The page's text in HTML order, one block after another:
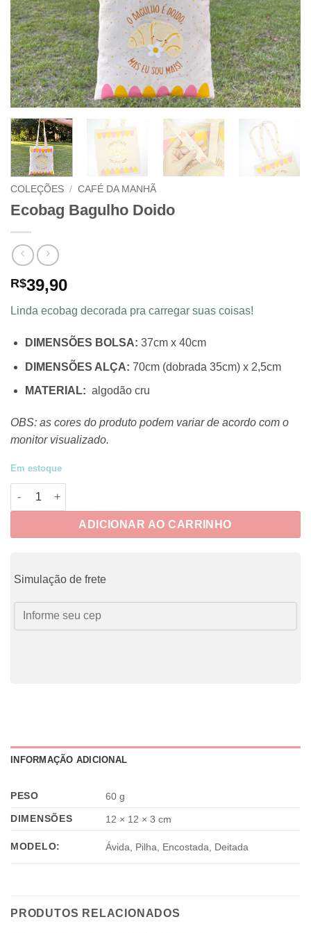
COLEÇÕES / CAFÉ DA MANHÃ
Ecobag Bagulho Doido
R$39,90
Linda ecobag decorada pra carregar suas coisas!
DIMENSÕES BOLSA: 37cm x 40cm
DIMENSÕES ALÇA: 70cm (dobrada 35cm) x 2,5cm
MATERIAL: algodão cru
OBS: as cores do produto podem variar de acordo com o
monitor visualizado.
Em estoque
Ecobag Bagulho Doido quantidade
ADICIONAR AO CARRINHO
Simulação de frete
INFORMAÇÃO ADICIONAL
PESO
60 g
DIMENSÕES
12 × 12 × 3 cm
MODELO: Ávida, Pilha, Encostada, Deitada
PRODUTOS RELACIONADOS